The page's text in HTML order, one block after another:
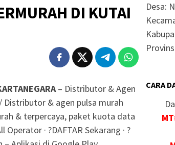
DI KUTAI
– Distributor & Agen
& agen pulsa murah
& terpercaya, paket kuota data
· ?DAFTAR Sekarang · ?
Desa:
CARA